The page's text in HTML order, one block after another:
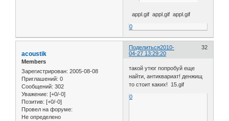
appl.gif appl.gif appl.gif
0
Поделиться 32
2010-
04-27 13:29:20
acoustik
Members
Зарегистрирован: 2005-08-08
Приглашений: 0
Сообщений: 302
Уважение: [+0/-0]
Позитив: [+0/-0]
Провел на форуме:
Не определено
такой утюг попробуй еще
найти, антиквариат! денжищ
то стоит каких! 15.gif
0